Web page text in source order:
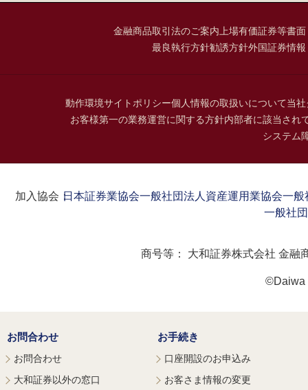
金融商品取引法のご案内上場有価証券等書
最良執行方針勧誘方針外国証券情
動作環境サイトポリシー個人情報の取扱いについて当
お客様第一の業務運営に関する方針内部者に該当され
システム
加入協会：日本証券業協会一般社団法人資産運用業協会一般
一般社
商号等： 大和証券株式会社 金融
©Daiwa
お問合わせ
お問合わせ
大和証券以外の窓口
お手続き
口座開設のお申込み
お客さま情報の変更